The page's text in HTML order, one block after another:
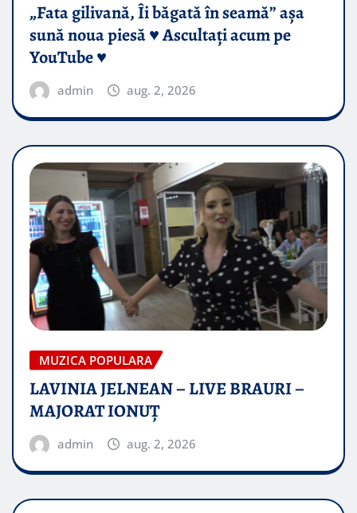
„Fata gilivană, Îi băgată în seamă” așa
sună noua piesă ♥️ Ascultați acum pe
YouTube ♥️
admin aug. 2, 2026
MUZICA POPULARA
LAVINIA JELNEAN – LIVE BRAURI –
MAJORAT IONUŢ
admin aug. 2, 2026